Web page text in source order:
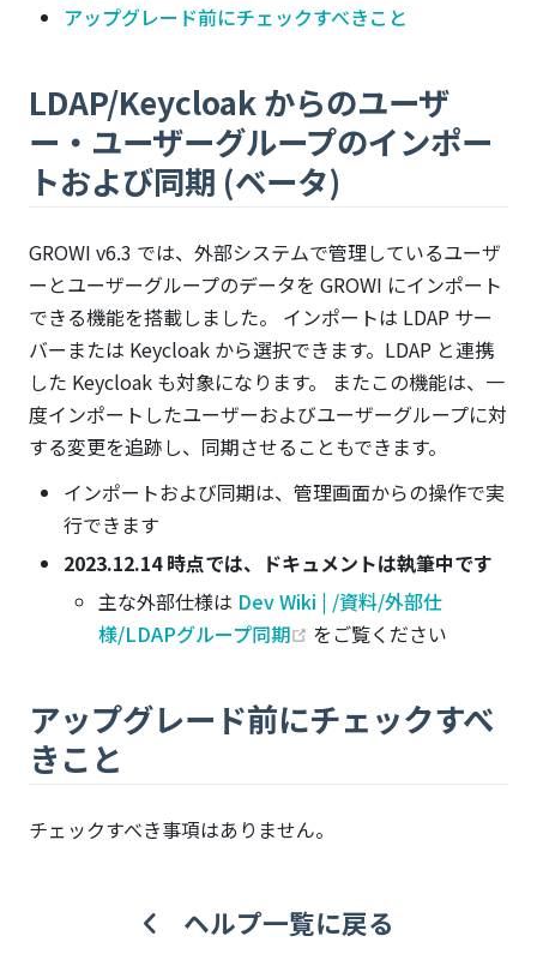
アップグレード前にチェックすべきこと
LDAP/Keycloak からのユーザ
ー・ユーザーグループのインポー
トおよび同期 (ベータ)
GROWI v6.3 では、外部システムで管理しているユーザ
ーとユーザーグループのデータを GROWI にインポート
できる機能を搭載しました。 インポートは LDAP サー
バーまたは Keycloak から選択できます。LDAP と連携
した Keycloak も対象になります。 またこの機能は、一
度インポートしたユーザーおよびユーザーグループに対
する変更を追跡し、同期させることもできます。
インポートおよび同期は、管理画面からの操作で実
行できます
2023.12.14 時点では、ドキュメントは執筆中です
主な外部仕様は Dev Wiki | /資料/外部仕
様/LDAPグループ同期
(opens new window)
をご覧ください
アップグレード前にチェックすべ
きこと
チェックすべき事項はありません。
ヘルプ一覧に戻る